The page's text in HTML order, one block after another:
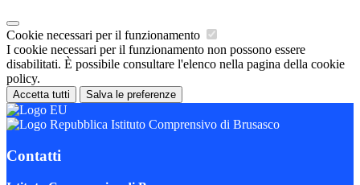
Cookie necessari per il funzionamento
I cookie necessari per il funzionamento non possono essere
disabilitati. È possibile consultare l'elenco nella pagina della cookie
policy.
Accetta tutti Salva le preferenze
Istituto Comprensivo di Brusasco
Contatti